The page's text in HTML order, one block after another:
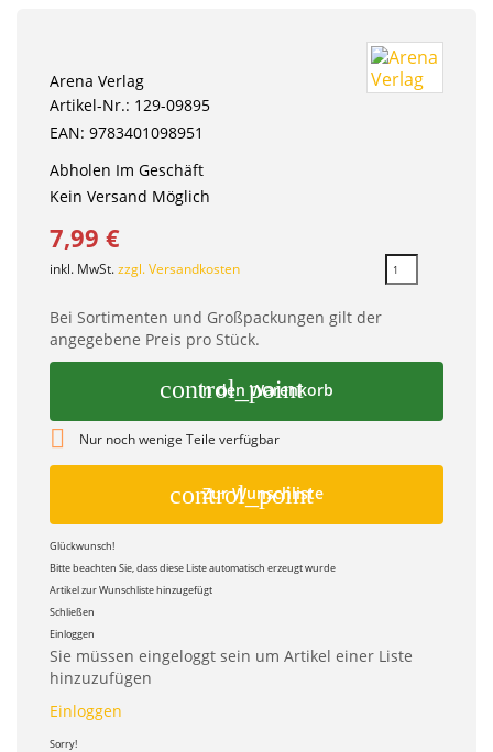
Arena Verlag
Artikel-Nr.: 129-09895
EAN: 9783401098951
Abholen Im Geschäft
Kein Versand Möglich
7,99 €
inkl. MwSt.zzgl. Versandkosten
Bei Sortimenten und Großpackungen gilt der
angegebene Preis pro Stück.
control_point
In den Warenkorb
 Nur noch wenige Teile verfügbar
control_point
Zur Wunschliste
Glückwunsch!
Bitte beachten Sie, dass diese Liste automatisch erzeugt wurde
Artikel zur Wunschliste hinzugefügt
Schließen
Einloggen
Sie müssen eingeloggt sein um Artikel einer Liste
hinzuzufügen
Einloggen
Sorry!